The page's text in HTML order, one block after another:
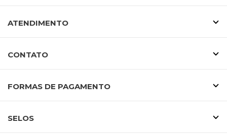
ATENDIMENTO
CONTATO
FORMAS DE PAGAMENTO
SELOS